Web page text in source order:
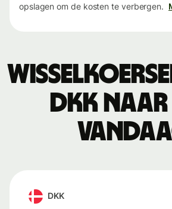
opslagen om de kosten te verbergen.
DKK naar
DKK